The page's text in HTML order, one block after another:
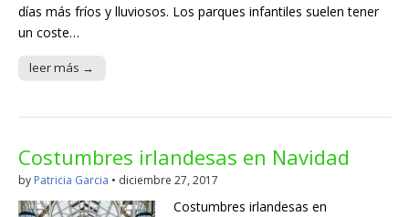
días más fríos y lluviosos. Los parques infantiles suelen tener
un coste…
leer más →
Costumbres irlandesas en Navidad
by Patricia Garcia • diciembre 27, 2017
Costumbres irlandesas en